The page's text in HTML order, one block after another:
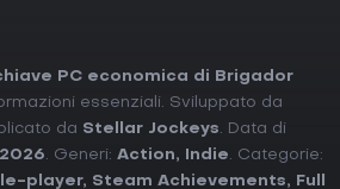
PC economica di Brigador
essenziali. Sviluppato da
da Stellar Jockeys. Data di
. Generi: Action, Indie. Categorie:
player, Steam Achievements,
Full